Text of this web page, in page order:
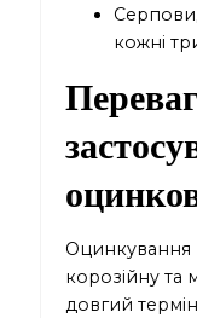
кожні
Оцинкування
корозійну та
довгий